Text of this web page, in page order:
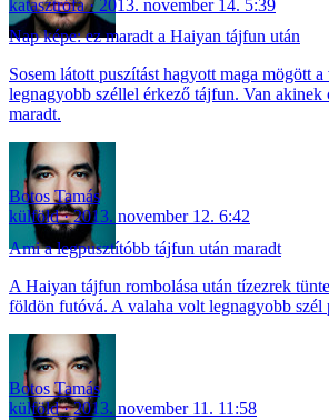
katasztrófa
2013. november 14. 5:39
Nap képe: ez maradt a Haiyan tájfun után
Sosem látott puszítást hagyott maga mögött a
legnagyobb széllel érkező tájfun. Van akinek
maradt.
Botos Tamás
külföld
2013. november 12. 6:42
Ami a legpusztítóbb tájfun után maradt
A Haiyan tájfun rombolása után tízezrek
földön futóvá. A valaha volt legnagyobb szél
Botos Tamás
külföld
2013. november 11. 11:58